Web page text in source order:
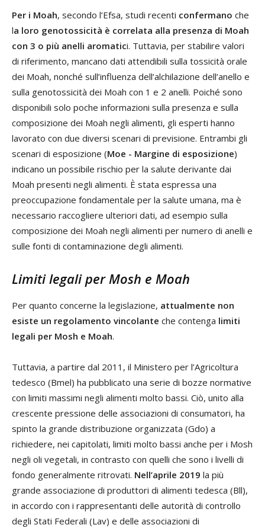
Per i Moah, secondo l’Efsa, studi recenti confermano che
la loro genotossicità è correlata alla presenza di Moah
con 3 o più anelli aromatici. Tuttavia, per stabilire valori
di riferimento, mancano dati attendibili sulla tossicità orale
dei Moah, nonché sull’influenza dell’alchilazione dell’anello e
sulla genotossicità dei Moah con 1 e 2 anelli. Poiché sono
disponibili solo poche informazioni sulla presenza e sulla
composizione dei Moah negli alimenti, gli esperti hanno
lavorato con due diversi scenari di previsione. Entrambi gli
scenari di esposizione (Moe - Margine di esposizione)
indicano un possibile rischio per la salute derivante dai
Moah presenti negli alimenti. È stata espressa una
preoccupazione fondamentale per la salute umana, ma è
necessario raccogliere ulteriori dati, ad esempio sulla
composizione dei Moah negli alimenti per numero di anelli e
sulle fonti di contaminazione degli alimenti.
Limiti legali per Mosh e Moah
Per quanto concerne la legislazione, attualmente non
esiste un regolamento vincolante che contenga limiti
legali per Mosh e Moah.
Tuttavia, a partire dal 2011, il Ministero per l’Agricoltura
tedesco (Bmel) ha pubblicato una serie di bozze normative
con limiti massimi negli alimenti molto bassi. Ciò, unito alla
crescente pressione delle associazioni di consumatori, ha
spinto la grande distribuzione organizzata (Gdo) a
richiedere, nei capitolati, limiti molto bassi anche per i Mosh
negli oli vegetali, in contrasto con quelli che sono i livelli di
fondo generalmente ritrovati. Nell’aprile 2019 la più
grande associazione di produttori di alimenti tedesca (Bll),
in accordo con i rappresentanti delle autorità di controllo
degli Stati Federali (Lav) e delle associazioni di